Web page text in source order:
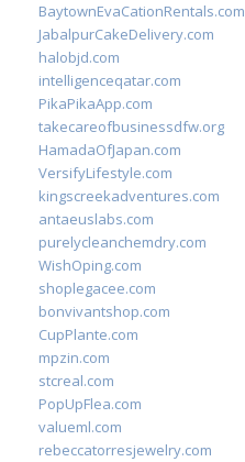
BaytownEvaCationRentals.com
JabalpurCakeDelivery.com
halobjd.com
intelligenceqatar.com
PikaPikaApp.com
takecareofbusinessdfw.org
HamadaOfJapan.com
VersifyLifestyle.com
kingscreekadventures.com
antaeuslabs.com
purelycleanchemdry.com
WishOping.com
shoplegacee.com
bonvivantshop.com
CupPlante.com
mpzin.com
stcreal.com
PopUpFlea.com
valueml.com
rebeccatorresjewelry.com